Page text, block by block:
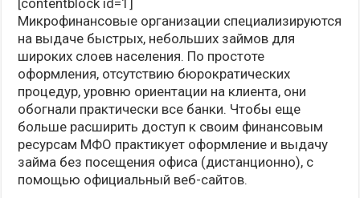
[contentblock id=1]
Микрофинансовые организации специализируются
на выдаче быстрых, небольших займов для
широких слоев населения. По простоте
оформления, отсутствию бюрократических
процедур, уровню ориентации на клиента, они
обогнали практически все банки. Чтобы еще
больше расширить доступ к своим финансовым
ресурсам МФО практикует оформление и выдачу
займа без посещения офиса (дистанционно), с
помощью официальный веб-сайтов.